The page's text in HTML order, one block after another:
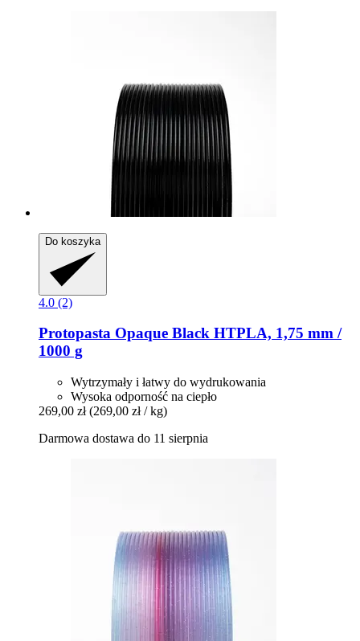
Do koszyka
4.0 (2)
Protopasta Opaque Black HTPLA, 1,75 mm /
1000 g
Wytrzymały i łatwy do wydrukowania
Wysoka odporność na ciepło
269,00 zł (269,00 zł / kg)
Darmowa dostawa do 11 sierpnia